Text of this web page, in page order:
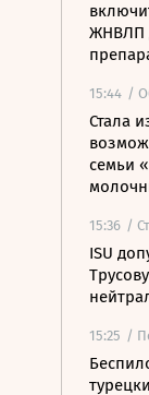
ЖНВЛП
15:44 /
Стала
семьи
15:36 /
ISU
15:25 /